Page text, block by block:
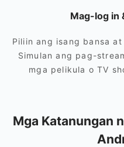
Mag-log in
Piliin ang isang bansa
Simulan ang pag-
mga pelikula o TV
Mga Katanungan